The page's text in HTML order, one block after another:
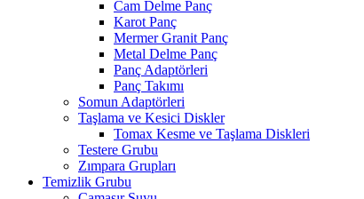
Cam Delme Panç
Karot Panç
Mermer Granit Panç
Metal Delme Panç
Panç Adaptörleri
Panç Takımı
Somun Adaptörleri
Taşlama ve Kesici Diskler
Tomax Kesme ve Taşlama Diskleri
Testere Grubu
Zımpara Grupları
Temizlik Grubu